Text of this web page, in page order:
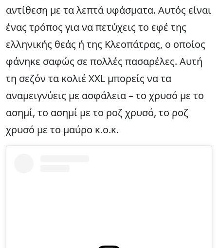
αντίθεση με τα λεπτά υφάσματα. Αυτός είναι
ένας τρόπος για να πετύχεις το εφέ της
ελληνικής θεάς ή της Κλεοπάτρας, ο οποίος
φάνηκε σαφώς σε πολλές πασαρέλες. Αυτή
τη σεζόν τα κολιέ XXL μπορείς να τα
αναμειγνύεις με ασφάλεια – το χρυσό με το
ασημί, το ασημί με το ροζ χρυσό, το ροζ
χρυσό με το μαύρο κ.ο.κ.